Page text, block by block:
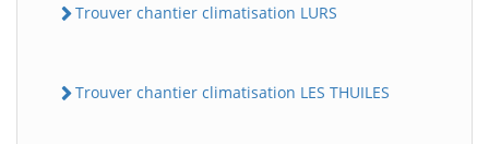
Trouver chantier climatisation LURS
Trouver chantier climatisation LES THUILES